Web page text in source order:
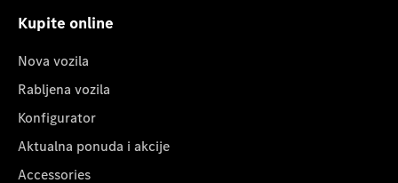
Kupite online
Nova vozila
Rabljena vozila
Konfigurator
Aktualna ponuda i akcije
Accessories